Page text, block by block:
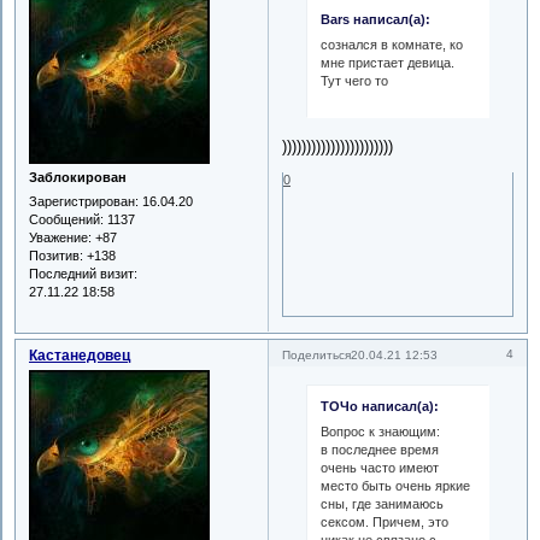
Заблокирован
Зарегистрирован: 16.04.20
Сообщений: 1137
Уважение: +87
Позитив: +138
Последний визит:
27.11.22 18:58
Bars написал(а):
сознался в комнате, ко
мне пристает девица.
Тут чего то
)))))))))))))))))))))))
0
Поделиться 4
20.04.21 12:53
Кастанедовец
ТОЧо написал(а):
Вопрос к знающим:
в последнее время
очень часто имеют
место быть очень яркие
сны, где занимаюсь
сексом. Причем, это